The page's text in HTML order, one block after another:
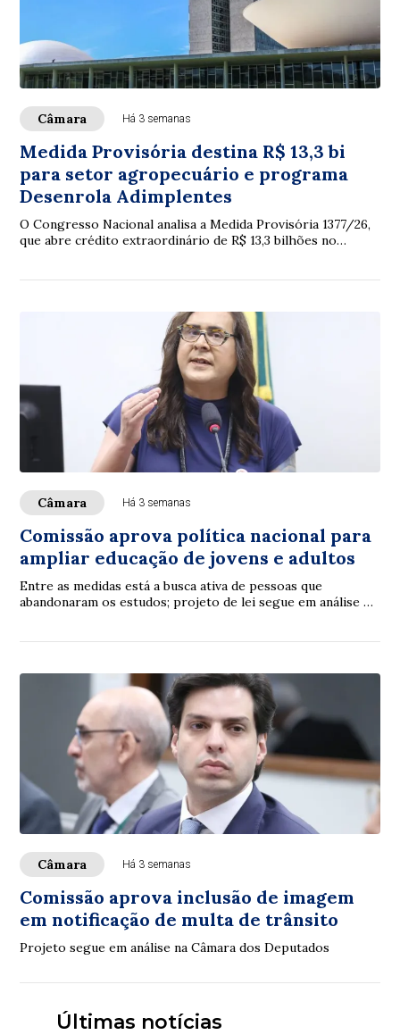
Câmara Há 3 semanas
Medida Provisória destina R$ 13,3 bi
para setor agropecuário e programa
Desenrola Adimplentes
O Congresso Nacional analisa a Medida Provisória 1377/26,
que abre crédito extraordinário de R$ 13,3 bilhões no
Câmara Há 3 semanas
Comissão aprova política nacional para
ampliar educação de jovens e adultos
Entre as medidas está a busca ativa de pessoas que
abandonaram os estudos; projeto de lei segue em análise na
Câmara Há 3 semanas
Comissão aprova inclusão de imagem
em notificação de multa de trânsito
Projeto segue em análise na Câmara dos Deputados
Últimas notícias